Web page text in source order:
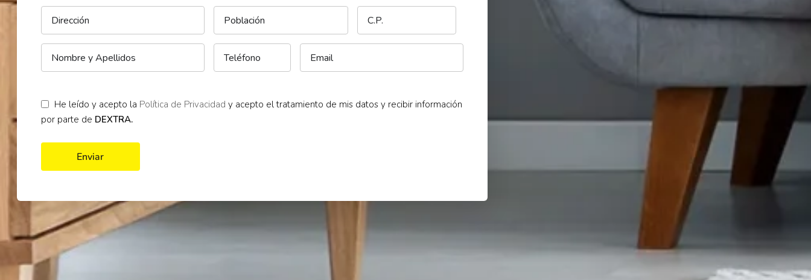
He leído y acepto la Política de Privacidad y acepto el tratamiento de mis datos y recibir información
por parte de DEXTRA.
Enviar